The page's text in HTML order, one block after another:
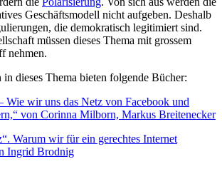
Geschäftsmodell nicht aufgeben. Deshalb
die demokratisch legitimiert sind.
müssen dieses Thema mit grossem
nehmen.
dieses Thema bieten folgende Bücher:
Wie wir uns das Netz von Facebook und
von Corinna Milborn, Markus Breitenecker
Warum wir für ein gerechtes Internet
Ingrid Brodnig